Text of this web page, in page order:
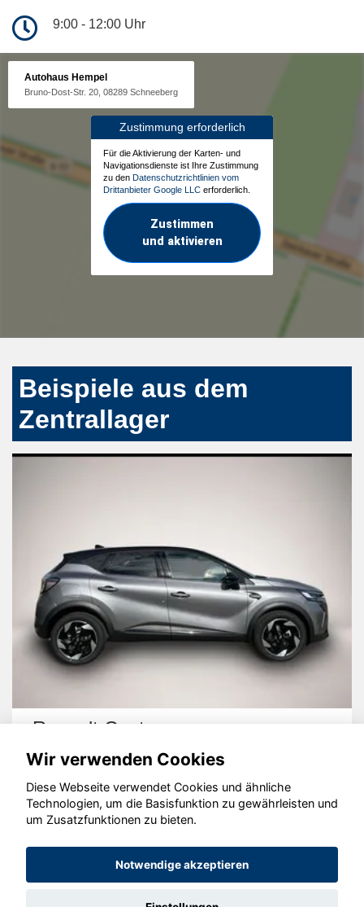
9:00 - 12:00 Uhr
Autohaus Hempel
Bruno-Dost-Str. 20, 08289 Schneeberg
Zustimmung erforderlich
Für die Aktivierung der Karten- und
Navigationsdienste ist Ihre Zustimmung
zu den Datenschutzrichtlinien vom
Drittanbieter Google LLC erforderlich.
Zustimmen
und aktivieren
Beispiele aus dem
Zentrallager
Renault Captur
© konjunkturmotor.de GmbH 2020 - 2026
Wir verwenden Cookies
Diese Webseite verwendet Cookies und ähnliche
Technologien, um die Basisfunktion zu gewährleisten und
um Zusatzfunktionen zu bieten.
Notwendige akzeptieren